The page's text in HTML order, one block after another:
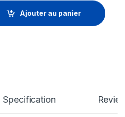
Plus - assurance logiciel - 1
Ajouter au panier
Specification